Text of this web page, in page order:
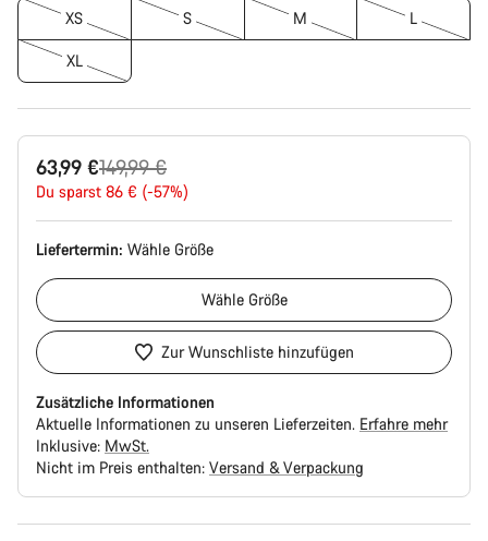
XS S M L
XL
63,99 €
Ursprungspreis
149,99 €
Du sparst 86 € (-57%)
Liefertermin: Wähle Größe
Wähle Größe
Zur Wunschliste hinzufügen
Zusätzliche Informationen
Aktuelle Informationen zu unseren Lieferzeiten. Erfahre mehr
Inklusive: MwSt.
Nicht im Preis enthalten: Versand & Verpackung